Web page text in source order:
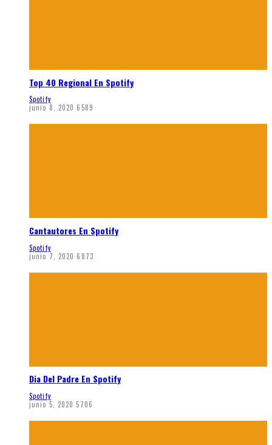
Top 40 Regional En Spotify
Spotify
junio 8, 2020 6589
Cantautores En Spotify
Spotify
junio 7, 2020 6873
Dia Del Padre En Spotify
Spotify
junio 5, 2020 5706